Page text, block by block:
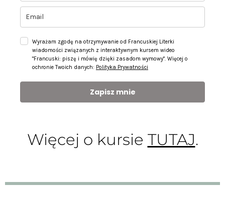
Wyrażam zgodę na otrzymywanie od Francuskiej Literki
wiadomości związanych z interaktywnym kursem wideo
"Francuski: piszę i mówię dzięki zasadom wymowy". Więcej o
ochronie Twoich danych: Polityka Prywatności
Zapisz mnie
Więcej o kursie TUTAJ.